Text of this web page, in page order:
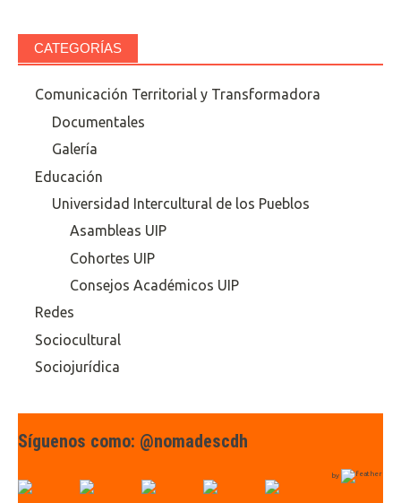
CATEGORÍAS
Comunicación Territorial y Transformadora
Documentales
Galería
Educación
Universidad Intercultural de los Pueblos
Asambleas UIP
Cohortes UIP
Consejos Académicos UIP
Redes
Sociocultural
Sociojurídica
Síguenos como: @nomadescdh
by